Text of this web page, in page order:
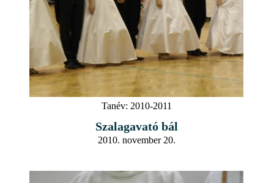
Tanév: 2010-2011
Szalagavató bál
2010. november 20.